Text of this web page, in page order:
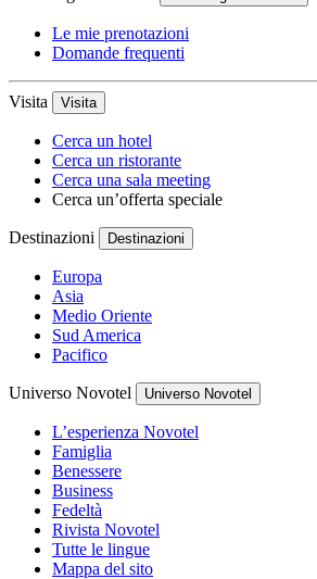
Le mie prenotazioni
Domande frequenti
Visita Visita
Cerca un hotel
Cerca un ristorante
Cerca una sala meeting
Cerca un’offerta speciale
Destinazioni Destinazioni
Europa
Asia
Medio Oriente
Sud America
Pacifico
Universo Novotel Universo Novotel
L’esperienza Novotel
Famiglia
Benessere
Business
Fedeltà
Rivista Novotel
Tutte le lingue
Mappa del sito